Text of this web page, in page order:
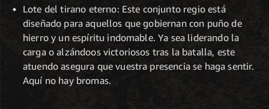
Lote del tirano eterno: Este conjunto regio está
diseñado para aquellos que gobiernan con puño de
hierro y un espíritu indomable. Ya sea liderando la
carga o alzándoos victoriosos tras la batalla, este
atuendo asegura que vuestra presencia se haga sentir.
Aquí no hay bromas.